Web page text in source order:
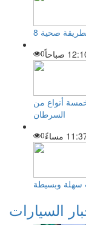
صحية
0
أنواع من
السرطان
0
سهلة وبسيطة
السيارات